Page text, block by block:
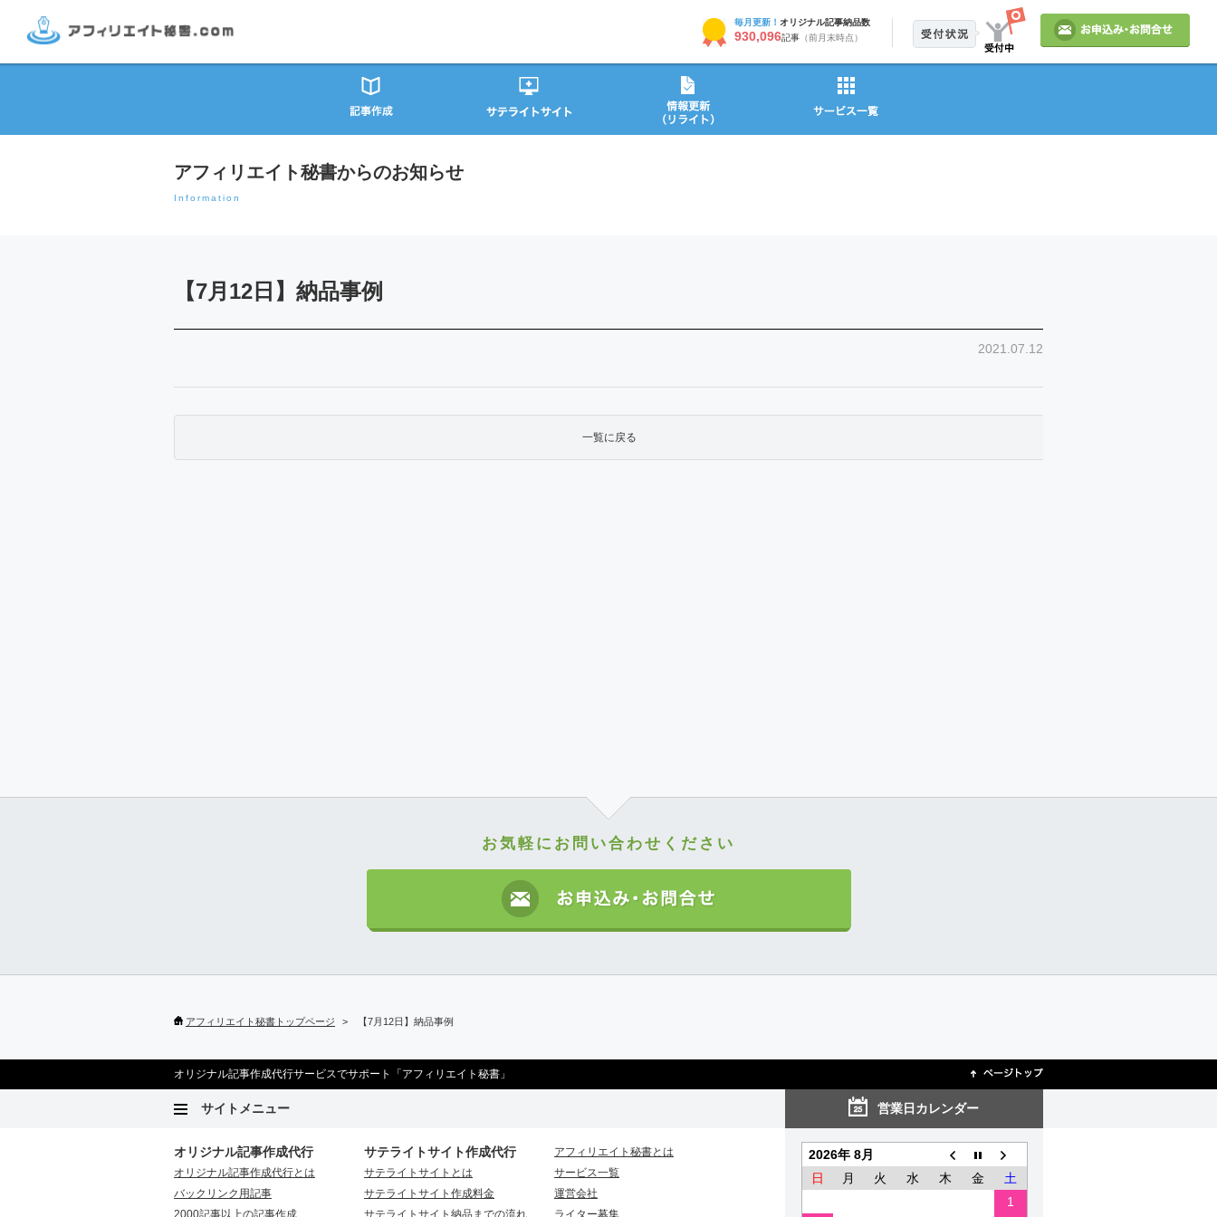
毎月更新！ オリジナル記事納品数
930,096記事 （前月末時点）
アフィリエイト秘書からのお知らせ
Information
【7月12日】納品事例
2021.07.12
一覧に戻る
お気軽にお問い合わせください
アフィリエイト秘書トップページ 【7月12日】納品事例
オリジナル記事作成代行サービスでサポート「アフィリエイト秘書」
サイトメニュー
オリジナル記事作成代行
オリジナル記事作成代行とは
バックリンク用記事
2000記事以上の記事作成
サテライトサイト作成代行
サテライトサイトとは
サテライトサイト作成料金
サテライトサイト納品までの流れ
アフィリエイト秘書とは
サービス一覧
運営会社
ライター募集
営業日カレンダー
2026年 8月
日
月 火 水 木 金
土
1